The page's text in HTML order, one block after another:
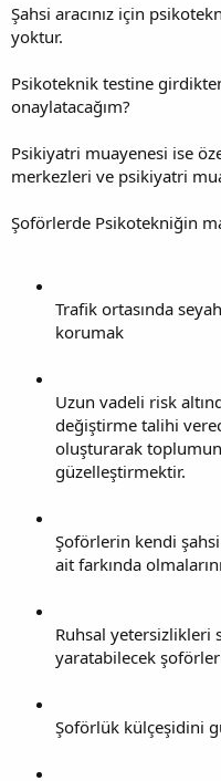
Şahsi aracınız için
yoktur.
Psikoteknik testine
onaylatacağım?
Psikiyatri muayenesi ise
merkezleri ve psikiyatri
Şoförlerde Psikotekniğin
Trafik ortasında
korumak
Uzun vadeli risk
değiştirme talihi
oluşturarak
güzelleştirmektir.
Şoförlerin kendi
ait farkında
Ruhsal yetersizlikleri
yaratabilecek
Şoförlük külçeşidini